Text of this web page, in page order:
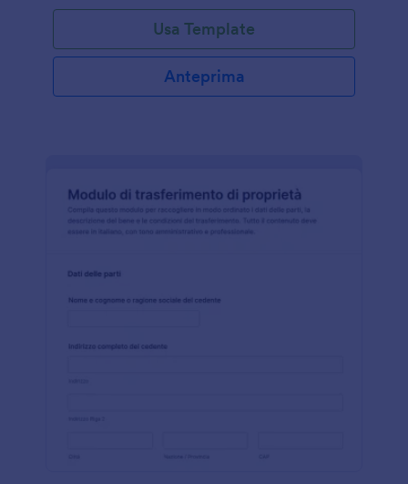
Usa Template
Anteprima